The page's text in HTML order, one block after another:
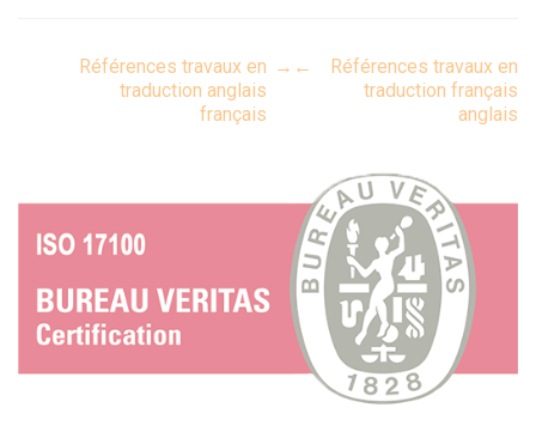
Post
navigation
←
Références travaux en
traduction français
anglais
Références travaux en
traduction anglais
français
→